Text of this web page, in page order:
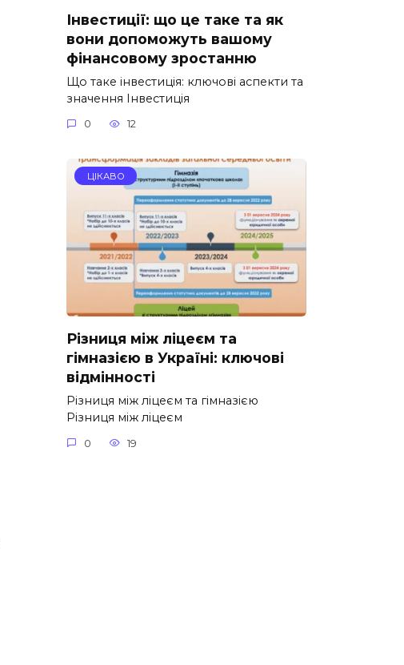
Інвестиції: що це таке та як
вони допоможуть вашому
фінансовому зростанню
Що таке інвестиція: ключові аспекти та
значення Інвестиція
0 12
ЦІКАВО
Різниця між ліцеєм та
гімназією в Україні: ключові
відмінності
Різниця між ліцеєм та гімназією
Різниця між ліцеєм
0 19